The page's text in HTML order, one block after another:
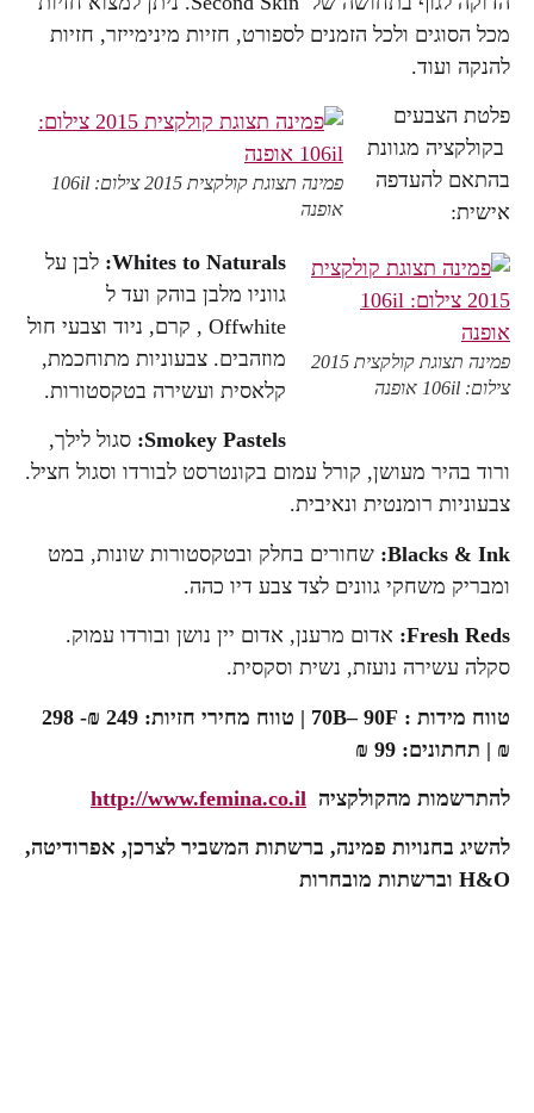
מכל הסוגים ולכל הזמנים לספורט, חזיות מינימייזר, חזיות
להנקה ועוד.
פמינה תצוגת קולקצית 2015 צילום: 106il
אופנה
פמינה תצוגת קולקצית 2015
צילום: 106il אופנה
פלטת הצבעים
בקולקציה מגוונת
בהתאם להעדפה
אישית:
Whites to Naturals: לבן על
גווניו מלבן בוהק ועד ל
Offwhite , קרם, ניוד וצבעי חול
מוזהבים. צבעוניות מתוחכמת,
קלאסית ועשירה בטקסטורות.
Smokey Pastels: סגול לילך,
ורוד בהיר מעושן, קורל עמום בקונטרסט לבורדו וסגול חציל.
צבעוניות רומנטית ונאיבית.
Blacks & Ink: שחורים בחלק ובטקסטורות שונות, במט
ומבריק משחקי גוונים לצד צבע דיו כהה.
Fresh Reds: אדום מרענן, אדום יין נושן ובורדו עמוק.
סקלה עשירה נועזת, נשית וסקסית.
טווח מידות : 70 B– 90F
|
טווח מחירי חזיות: 249 ₪- 298
₪ | תחתונים: 99 ₪
להתרשמות מהקולקציה http://www.femina.co.il
להשיג בחנויות פמינה, ברשתות המשביר לצרכן, אפרודיטה,
H&O וברשתות מובחרות